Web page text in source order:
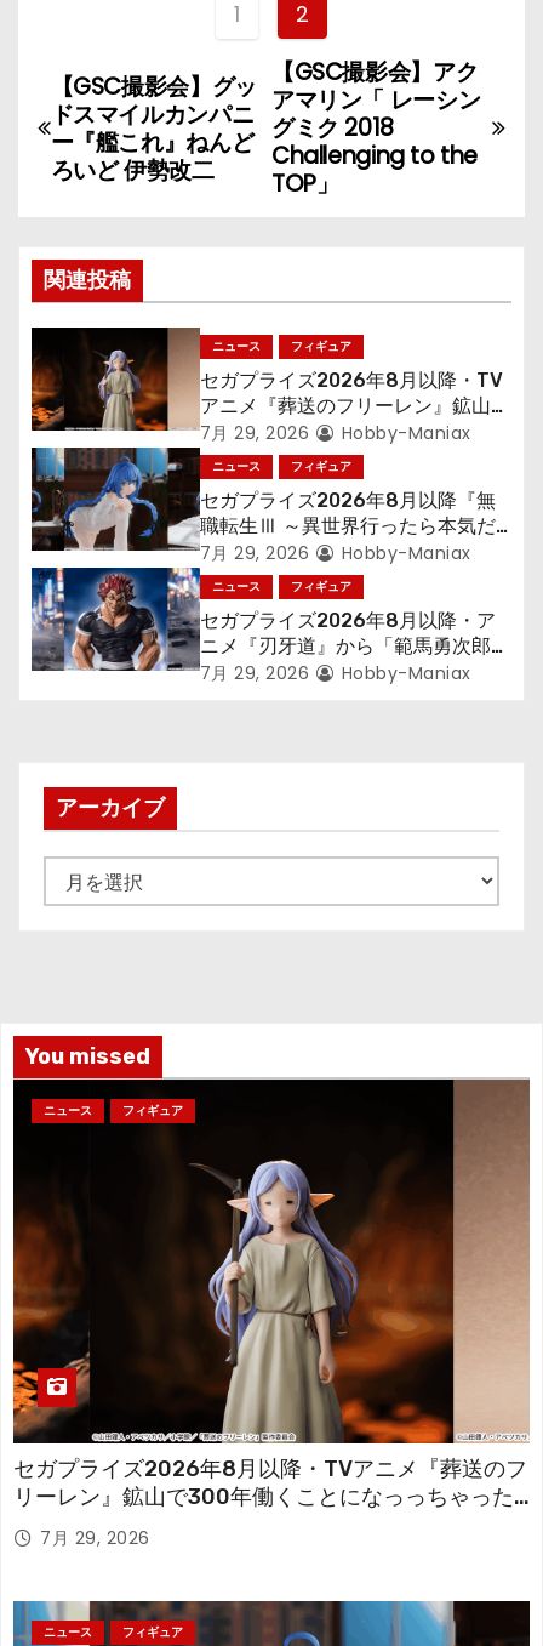
1 2
投
稿
ナ
ゲ
ー
シ
ョ
ン
【GSC撮影会】アク
アマリン「 レーシン
グミク 2018
Challenging to the
TOP」
【GSC撮影会】グッ
ドスマイルカンパニ
ー『艦これ』ねんど
ろいど 伊勢改二
関連投稿
ニュース フィギュア
セガプライズ2026年8月以降・TV
アニメ『葬送のフリーレン』鉱山で
300年働くことになっっちゃった
「フリーレン」を立体化！
7月 29, 2026 Hobby-Maniax
ニュース フィギュア
セガプライズ2026年8月以降『無
職転生Ⅲ ～異世界行ったら本気だ
す～』から「ロキシー」のフィギュ
アが登場！
7月 29, 2026 Hobby-Maniax
ニュース フィギュア
セガプライズ2026年8月以降・ア
ニメ『刃牙道』から「範馬勇次郎」
が登場ッッ!!
7月 29, 2026 Hobby-Maniax
アーカイブ
ー
You missed
ニュース フィギュア
セガプライズ2026年8月以降・TVアニメ『葬送のフ
リーレン』鉱山で300年働くことになっっちゃった
「フリーレン」を立体化！
7月 29, 2026
ニュース フィギュア